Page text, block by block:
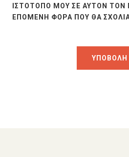
ΙΣΤΌΤΟΠΟ ΜΟΥ ΣΕ ΑΥΤΌΝ ΤΟΝ
ΕΠΌΜΕΝΗ ΦΟΡΆ ΠΟΥ ΘΑ